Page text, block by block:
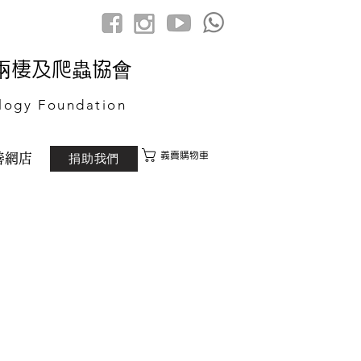
棲及爬蟲協會
Foundation
網店 捐助我們 義賣購物車